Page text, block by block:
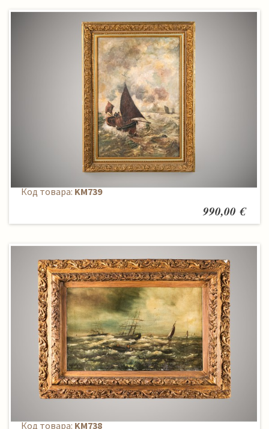
Код товара:KM739
990,00 €
Paveikslas
Код товара:KM738